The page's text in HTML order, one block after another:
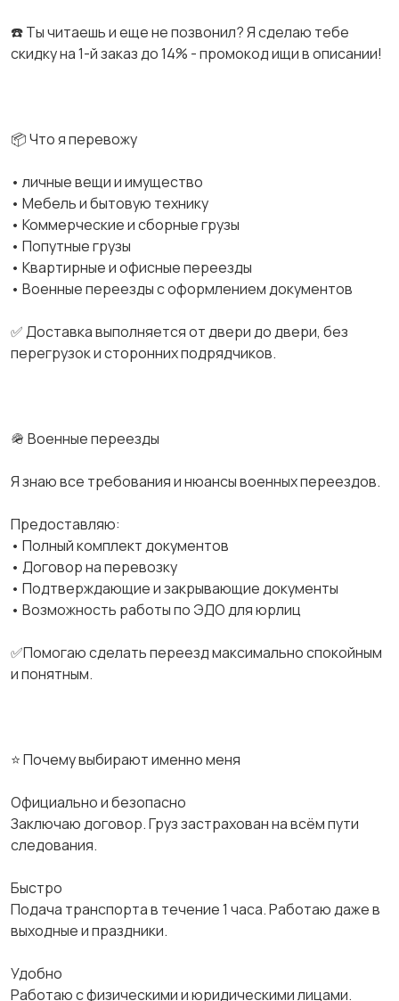
☎️ Ты читаешь и еще не позвонил? Я сделаю тебе
скидку на 1-й заказ до 14% - промокод ищи в описании!
📦 Что я перевожу
• личные вещи и имущество
• Мебель и бытовую технику
• Коммерческие и сборные грузы
• Попутные грузы
• Квартирные и офисные переезды
• Военные переезды с оформлением документов
✅ Доставка выполняется от двери до двери, без
перегрузок и сторонних подрядчиков.
🪖 Военные переезды
Я знаю все требования и нюансы военных переездов.
Предоставляю:
• Полный комплект документов
• Договор на перевозку
• Подтверждающие и закрывающие документы
• Возможность работы по ЭДО для юрлиц
✅Помогаю сделать переезд максимально спокойным
и понятным.
⭐ Почему выбирают именно меня
Официально и безопасно
Заключаю договор. Груз застрахован на всём пути
следования.
Быстро
Подача транспорта в течение 1 часа. Работаю даже в
выходные и праздники.
Удобно
Работаю с физическими и юридическими лицами.